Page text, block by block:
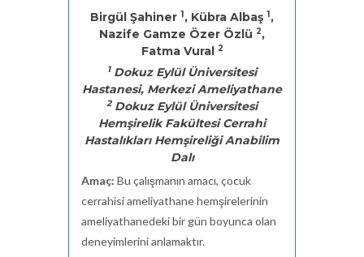
Birgül Şahiner 1, Kübra Albaş 1,
Nazife Gamze Özer Özlü 2,
Fatma Vural 2
1Dokuz Eylül Üniversitesi
Hastanesi, Merkezi Ameliyathane
2Dokuz Eylül Üniversitesi
Hemşirelik Fakültesi Cerrahi
Hastalıkları Hemşireliği Anabilim
Dalı
Amaç: Bu çalışmanın amacı, çocuk
cerrahisi ameliyathane hemşirelerinin
ameliyathanedeki bir gün boyunca olan
deneyimlerini anlamaktır.